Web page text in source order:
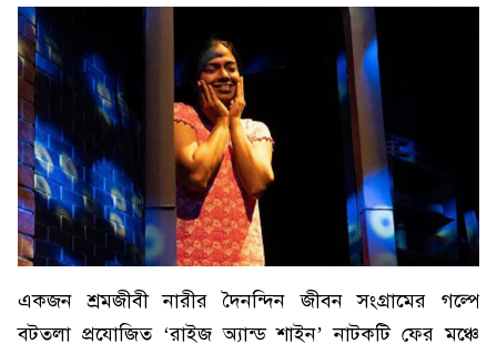
একজন শ্রমজীবী নারীর দৈনন্দিন জীবন সংগ্রামের গল্পে
বটতলা প্রযোজিত ‘রাইজ অ্যান্ড শাইন’ নাটকটি ফের মঞ্চে